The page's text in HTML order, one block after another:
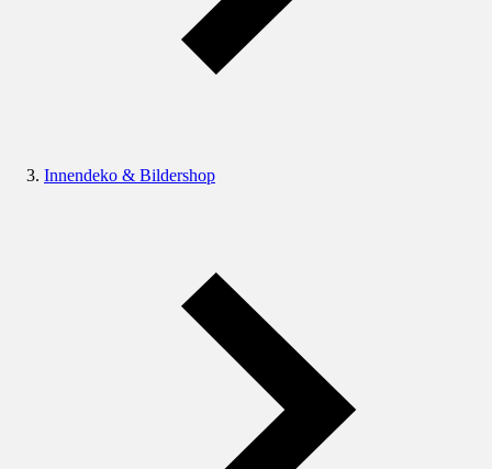
Innendeko & Bildershop